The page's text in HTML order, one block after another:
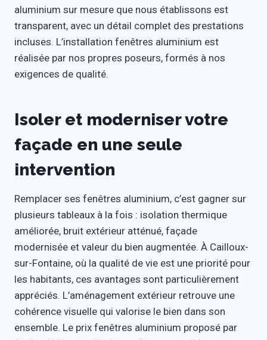
aluminium sur mesure que nous établissons est
transparent, avec un détail complet des prestations
incluses. L’installation fenêtres aluminium est
réalisée par nos propres poseurs, formés à nos
exigences de qualité.
Isoler et moderniser votre
façade en une seule
intervention
Remplacer ses fenêtres aluminium, c’est gagner sur
plusieurs tableaux à la fois : isolation thermique
améliorée, bruit extérieur atténué, façade
modernisée et valeur du bien augmentée. À Cailloux-
sur-Fontaine, où la qualité de vie est une priorité pour
les habitants, ces avantages sont particulièrement
appréciés. L’aménagement extérieur retrouve une
cohérence visuelle qui valorise le bien dans son
ensemble. Le prix fenêtres aluminium proposé par